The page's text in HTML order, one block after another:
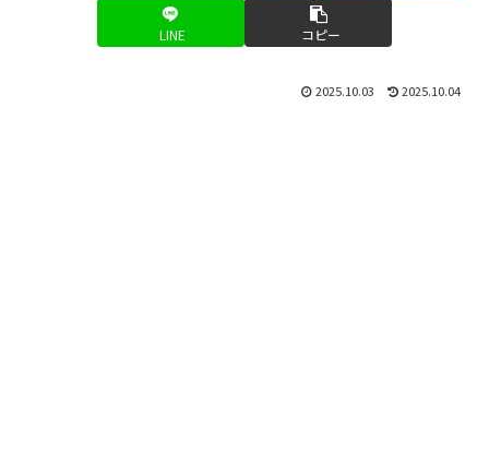
LINE コピー
2025.10.03 2025.10.04